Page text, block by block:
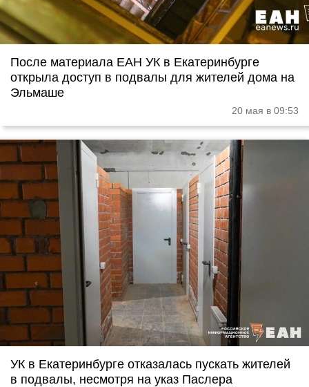
После материала ЕАН УК в Екатеринбурге
открыла доступ в подвалы для жителей дома на
Эльмаше
20 мая в 09:53
УК в Екатеринбурге отказалась пускать жителей
в подвалы, несмотря на указ Паслера